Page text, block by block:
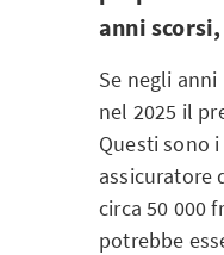
anni
Se negli
nel 2025 il
Questi sono
assicuratore
circa 50 000
potrebbe